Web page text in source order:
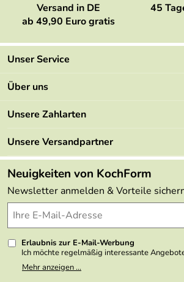
Versand in DE
ab 49,90 Euro gratis
45
Unser Service
Kontakt
Mehrwertsteuerfrei
Retourenportal
FAQs
Lieferbedingungen
Delivery Terms
Kundenlogin
Über uns
Marken
Angebote
Made in Germany
Themen
Wir über uns
Presse
Unsere Zahlarten
Unsere Versandpartner
Neuigkeiten von KochForm
Newsletter anmelden & Vorteile
Erlaubnis zur E-Mail-Werbung
Ich möchte regelmäßig interessante
Meine E-Mail-Adresse wird nicht an andere
weitergegeben. Zu statistischen Zwecken
Mehr anzeigen ...